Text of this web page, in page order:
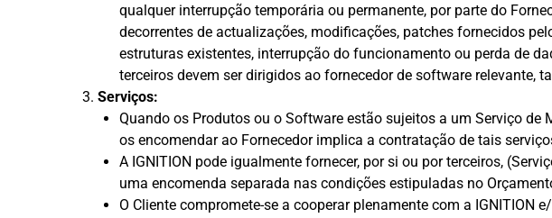
qualquer interrupção temporária ou permanente, por parte do
decorrentes de actualizações, modificações, patches fornecidos
estruturas existentes, interrupção do funcionamento ou perda de
terceiros devem ser dirigidos ao fornecedor de software relevante,
Serviços:
Quando os Produtos ou o Software estão sujeitos a um Serviço
os encomendar ao Fornecedor implica a contratação de tais
A IGNITION pode igualmente fornecer, por si ou por terceiros,
uma encomenda separada nas condições estipuladas no
O Cliente compromete-se a cooperar plenamente com a